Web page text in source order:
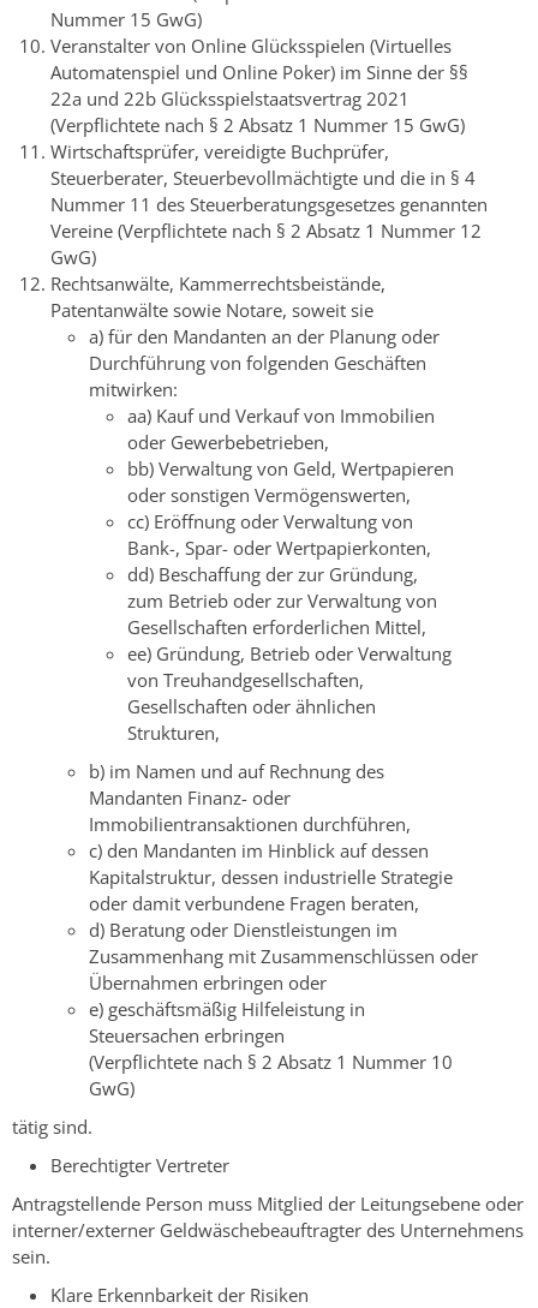
Nummer 15 GwG)
Veranstalter von Online Glücksspielen (Virtuelles
Automatenspiel und Online Poker) im Sinne der §§
22a und 22b Glücksspielstaatsvertrag 2021
(Verpflichtete nach § 2 Absatz 1 Nummer 15 GwG)
Wirtschaftsprüfer, vereidigte Buchprüfer,
Steuerberater, Steuerbevollmächtigte und die in § 4
Nummer 11 des Steuerberatungsgesetzes genannten
Vereine (Verpflichtete nach § 2 Absatz 1 Nummer 12
GwG)
Rechtsanwälte, Kammerrechtsbeistände,
Patentanwälte sowie Notare, soweit sie
a) für den Mandanten an der Planung oder
Durchführung von folgenden Geschäften
mitwirken:
aa) Kauf und Verkauf von Immobilien
oder Gewerbebetrieben,
bb) Verwaltung von Geld, Wertpapieren
oder sonstigen Vermögenswerten,
cc) Eröffnung oder Verwaltung von
Bank-, Spar- oder Wertpapierkonten,
dd) Beschaffung der zur Gründung,
zum Betrieb oder zur Verwaltung von
Gesellschaften erforderlichen Mittel,
ee) Gründung, Betrieb oder Verwaltung
von Treuhandgesellschaften,
Gesellschaften oder ähnlichen
Strukturen,
b) im Namen und auf Rechnung des
Mandanten Finanz- oder
Immobilientransaktionen durchführen,
c) den Mandanten im Hinblick auf dessen
Kapitalstruktur, dessen industrielle Strategie
oder damit verbundene Fragen beraten,
d) Beratung oder Dienstleistungen im
Zusammenhang mit Zusammenschlüssen oder
Übernahmen erbringen oder
e) geschäftsmäßig Hilfeleistung in
Steuersachen erbringen
(Verpflichtete nach § 2 Absatz 1 Nummer 10
GwG)
tätig sind.
Berechtigter Vertreter
Antragstellende Person muss Mitglied der Leitungsebene oder
interner/externer Geldwäschebeauftragter des Unternehmens
sein.
Klare Erkennbarkeit der Risiken